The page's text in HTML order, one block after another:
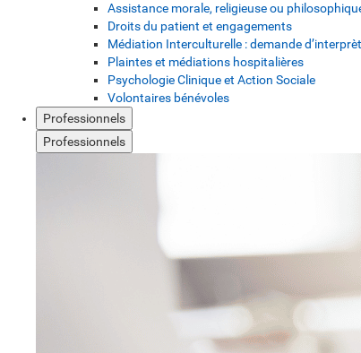
Assistance morale, religieuse ou
Droits du patient et engagements
Médiation Interculturelle : demande
Plaintes et médiations hospitalières
Psychologie Clinique et Action Sociale
Volontaires bénévoles
Professionnels
Professionnels